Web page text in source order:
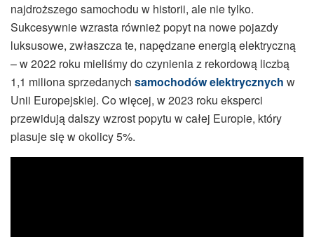
najdroższego samochodu w historii, ale nie tylko.
Sukcesywnie wzrasta również popyt na nowe pojazdy
luksusowe, zwłaszcza te, napędzane energią elektryczną
– w 2022 roku mieliśmy do czynienia z rekordową liczbą
1,1 miliona sprzedanych samochodów elektrycznych w
Unii Europejskiej. Co więcej, w 2023 roku eksperci
przewidują dalszy wzrost popytu w całej Europie, który
plasuje się w okolicy 5%.